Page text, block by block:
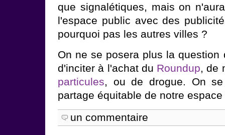
que signalétiques, mais on
l'espace public avec des
pourquoi pas les autres villes ?
On ne se posera plus la
d'inciter à l'achat du Roundup, de
particules, ou de drogue. On
partage équitable de notre
un commentaire